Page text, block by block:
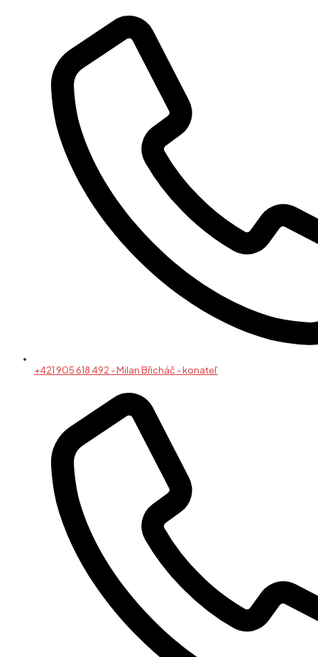
+421 905 618 492 - Milan Břicháč - konateľ